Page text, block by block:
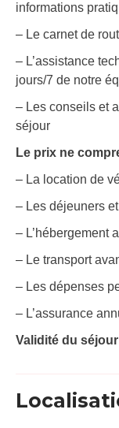
informations
– Le carnet de
– L’assistance
jours/7 de notre
– Les conseils et
séjour
Le prix ne
– La location de
– Les déjeuners
– L’hébergement
– Le transport
– Les dépenses
– L’assurance
Validité du